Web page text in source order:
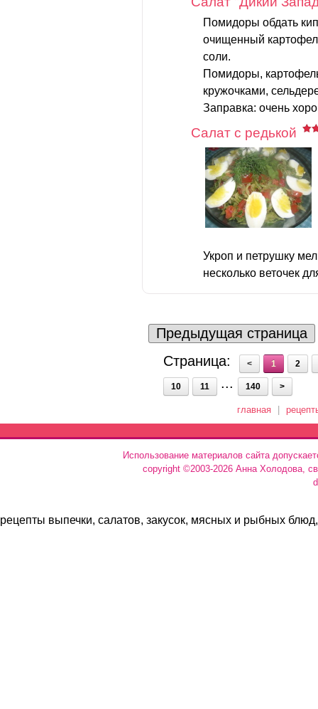
Помидоры обдать
очищенный
соли.
Помидоры,
кружочками,
Заправка: очень
Салат с редькой
Укроп и петрушку
несколько веточек
Предыдущая страница
Страница:
< 1 2
10 11 ... 140 >
главная
Использование материалов сайта
copyright ©2003-2026 Анна Холодова,
рецепты выпечки, салатов, закусок, мясных и рыбных